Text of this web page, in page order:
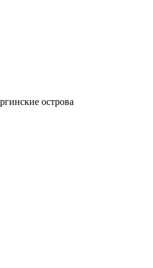
острова